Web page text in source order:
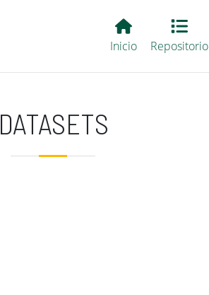
Main EvALL
Inicio Repositorio
DATASETS